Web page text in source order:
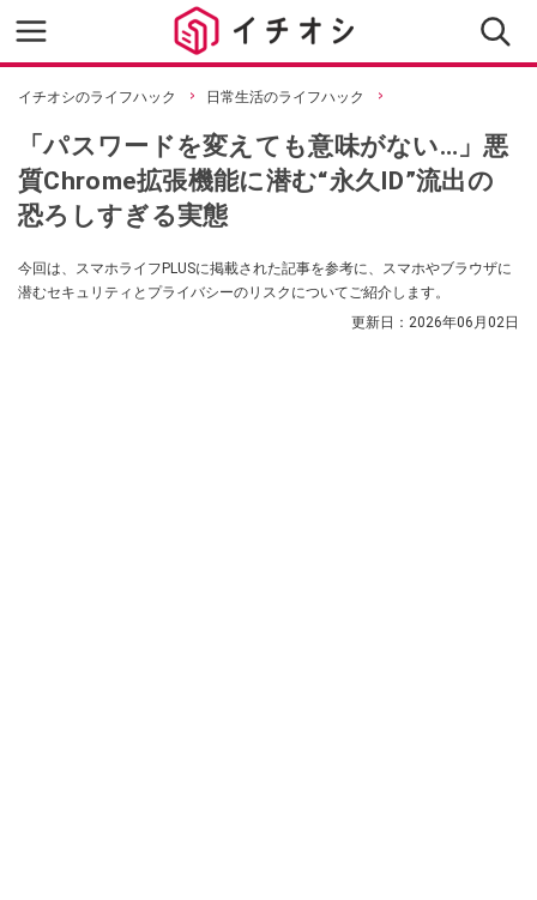
イチオシのライフハック 日常生活のライフハック
「パスワードを変えても意味がない…」悪
質Chrome拡張機能に潜む“永久ID”流出の
恐ろしすぎる実態
今回は、スマホライフPLUSに掲載された記事を参考に、スマホやブラウザに
潜むセキュリティとプライバシーのリスクについてご紹介します。
更新日： 2026年06月02日